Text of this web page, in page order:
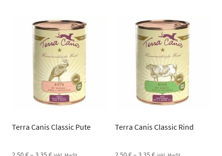
Terra Canis Classic Pute Terra Canis Classic Rind